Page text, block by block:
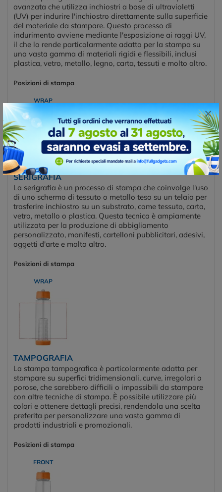
×
avanzata che utilizza inchiostri a base di ultravioletti
(UV) per indurire l'inchiostro direttamente sulla superficie
del materiale da stampare. Questo processo di
indurimento avviene mediante l'esposizione ai raggi UV,
il che lo rende particolarmente adatto per la stampa su
una vasta gamma di materiali rigidi e flessibili, inclusi
plastica, vetro, metallo, legno, carta, tessuti e molto altro.
Posizioni di stampa
WRAP
SERIGRAFIA
La serigrafia è un processo di stampa che coinvolge l'uso
di uno schermo di tessuto o metallo teso su un telaio per
trasferire inchiostro su un substrato, come tessuto, carta,
vetro, metallo o plastica. Questa tecnica è ampiamente
utilizzata per la produzione di abbigliamento
personalizzato, manifesti, cartelloni pubblicitari, adesivi,
oggetti d'arte e molto altro.
Posizioni di stampa
WRAP
TAMPOGRAFIA
La stampa tampografica è particolarmente adatta per
stampare su superfici tridimensionali, curve, irregolari o
porose, che sarebbero difficili o impossibili da stampare
con altre tecniche di stampa. È possibile utilizzare più
colori e ottenere dettagli precisi, rendendola una scelta
preferita per personalizzare una vasta gamma di
prodotti industriali e promozionali.
Posizioni di stampa
FRONT